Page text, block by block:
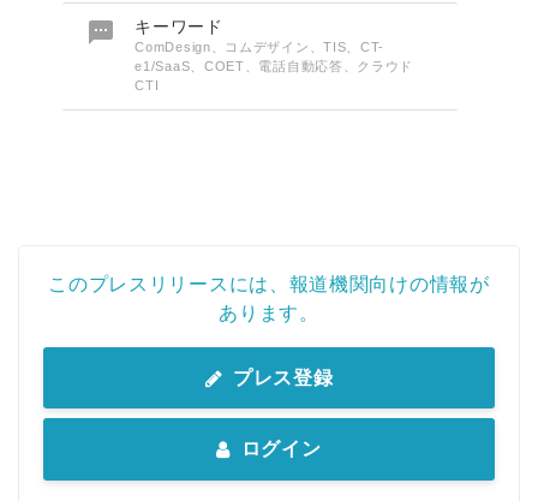
 キーワード
ComDesign、コムデザイン、TIS、CT-
e1/SaaS、COET、電話自動応答、クラウド
CTI
このプレスリリースには、報道機関向けの情報が
あります。
プレス登録
ログイン